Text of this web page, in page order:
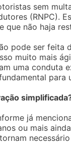
sem
(RNPC).
que não haja
pode ser
muito mais
uma conduta
já
ou mais